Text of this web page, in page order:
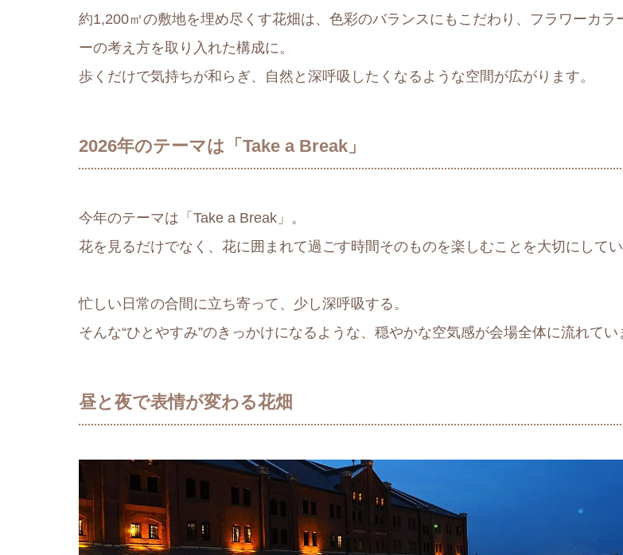
約1,200㎡の敷地を埋め尽くす花畑は、色彩のバランスにもこだわり、フラワーカラ
ーの考え方を取り入れた構成に。
歩くだけで気持ちが和らぎ、自然と深呼吸したくなるような空間が広がります。
2026年のテーマは「Take a Break」
今年のテーマは「Take a Break」。
花を見るだけでなく、花に囲まれて過ごす時間そのものを楽しむことを大切にしてい
忙しい日常の合間に立ち寄って、少し深呼吸する。
そんな“ひとやすみ”のきっかけになるような、穏やかな空気感が会場全体に流れてい
昼と夜で表情が変わる花畑